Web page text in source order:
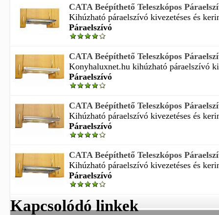
CATA Beépíthető Teleszkópos
Kihúzható páraelszívó kivezetéses és
Páraelszívó
CATA Beépíthető Teleszkópos
Konyhaluxnet.hu kihúzható páraelszívó
Páraelszívó
CATA Beépíthető Teleszkópos
Kihúzható páraelszívó kivezetéses és
Páraelszívó
CATA Beépíthető Teleszkópos
Kihúzható páraelszívó kivezetéses és
Páraelszívó
Kapcsolódó linkek